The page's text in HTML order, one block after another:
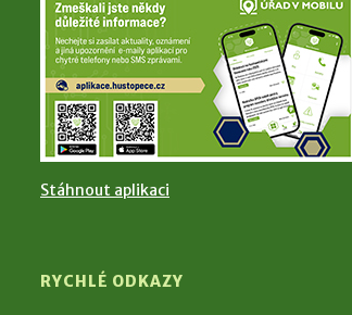
Stáhnout aplikaci
RYCHLÉ ODKAZY